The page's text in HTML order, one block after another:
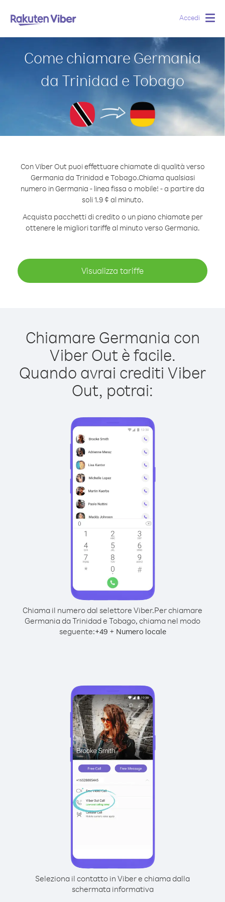
Accedi
Come chiamare Germania
da Trinidad e Tobago
Con Viber Out puoi effettuare chiamate di qualità verso
Germania da Trinidad e Tobago.Chiama qualsiasi
numero in Germania - linea fissa o mobile! - a partire da
soli 1.9 ¢ al minuto.
Acquista pacchetti di credito o un piano chiamate per
ottenere le migliori tariffe al minuto verso Germania.
Visualizza tariffe
Chiamare Germania con
Viber Out è facile.
Quando avrai crediti Viber
Out, potrai:
Chiama il numero dal selettore Viber.Per chiamare
Germania da Trinidad e Tobago, chiama nel modo
seguente:+49 + Numero locale
Seleziona il contatto in Viber e chiama dalla
schermata informativa